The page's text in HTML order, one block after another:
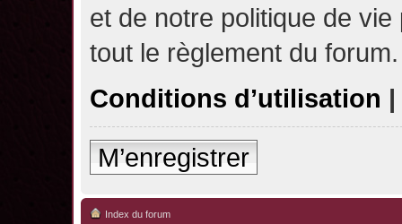
et de notre politique de
tout le règlement du forum.
Conditions d’utilisation |
M’enregistrer
Index du forum